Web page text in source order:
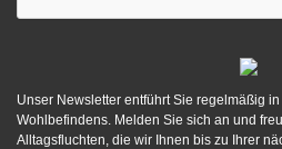
Unser Newsletter entführt Sie regelmäßig
Wohlbefindens. Melden Sie sich an und
Alltagsfluchten, die wir Ihnen bis zu Ihrer